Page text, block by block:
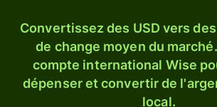
Convertissez des USD vers
de change moyen du
compte international Wise
dépenser et convertir de
local.